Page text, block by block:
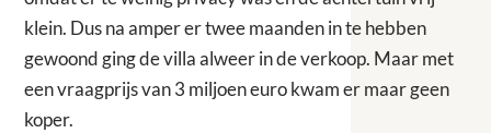
klein. Dus na amper er twee maanden in te hebben
gewoond ging de villa alweer in de verkoop. Maar met
een vraagprijs van 3 miljoen euro kwam er maar geen
koper.